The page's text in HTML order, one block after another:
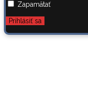
Zapamätať